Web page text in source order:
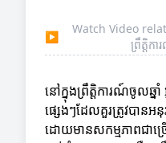
▶
Watch Video
ព្រឹត្តិក
នៅក្នុងព្រឹត្តិការណ៍ចូលឆ្នាំ
ផ្សេងៗដែលគួរត្រូវបានអនុ
ដោយមានសកម្មភាពជាច្